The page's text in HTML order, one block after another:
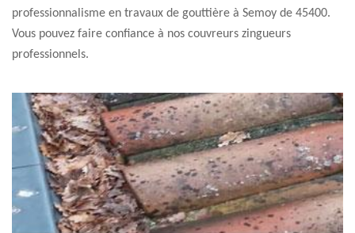
professionnalisme en travaux de gouttière à Semoy de 45400.
Vous pouvez faire confiance à nos couvreurs zingueurs
professionnels.